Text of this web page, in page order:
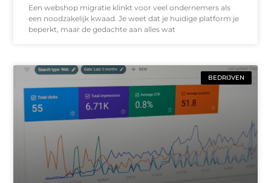
Een webshop migratie klinkt voor veel ondernemers als
een noodzakelijk kwaad. Je weet dat je huidige platform je
beperkt, maar de gedachte aan alles wat
BEDRIJVEN